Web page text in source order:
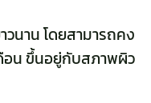
นาน โดยสามารถคง
อน ขึ้นอยู่กับสภาพผิว